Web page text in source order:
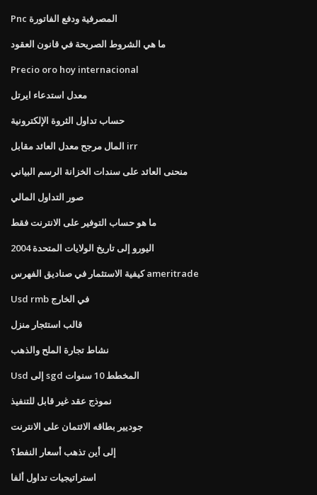
Pnc المصرفية ودفع الفاتورة
ما هي الشروط الصريحة في قانون العقود
Precio oro hoy internacional
معدل استدعاء ايرتل
حساب تداول الثروة الإلكترونية
المال مرجح معدل العائد مقابل irr
منحنى العائد على سندات الخزانة الرسم البياني
صور التداول المالي
ما هو حساب التوفير على الانترنت فقط
اليورو إلى تاريخ الولايات المتحدة 2004
كيفية الاستثمار في صناديق الفهرس ameritrade
Usd rmb في الخارج
قالب استئجار منزل
نشاط تجارة الملح والذهب
Usd إلى sgd المخطط 10 سنوات
نموذج عقد غير قابل للتنفيذ
جوديير بطاقه الائتمان على الانترنت
إلى أين تذهب أسعار النفط؟
استراتيجيات تداول ألفا